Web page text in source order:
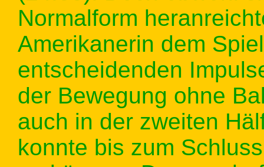
Normalform
Amerikanerin dem
entscheidenden
der Bewegung ohne
auch in der zweiten
konnte bis zum